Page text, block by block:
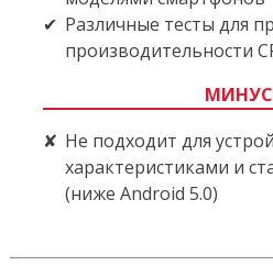
Различные тесты для
производительности
Не подходит для
характеристиками и
(ниже Android 5.0)